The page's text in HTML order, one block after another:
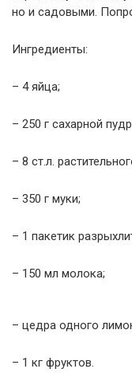
но и садовыми.
Ингредиенты:
– 4 яйца;
– 250 г сахарной
– 8 ст.л.
– 350 г муки;
– 1 пакетик
– 150 мл молока;
– цедра одного
– 1 кг фруктов.